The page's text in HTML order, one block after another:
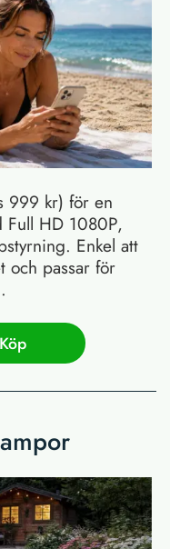
999 kr) för en
Full HD 1080P,
Enkel att
och passar för
Köp